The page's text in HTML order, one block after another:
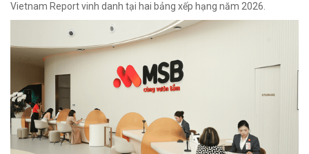
Vietnam Report vinh danh tại hai bảng xếp hạng năm 2026.